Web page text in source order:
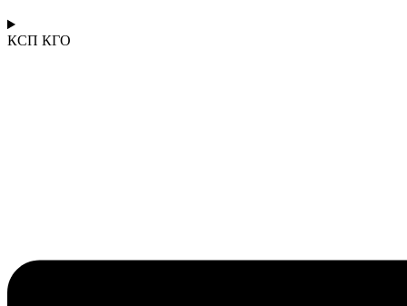
КСП КГО